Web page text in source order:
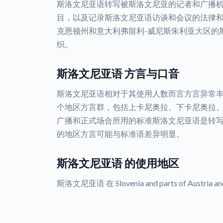
斯洛文尼亚语转写被斯洛文尼亚的记者和广播
目，以及记录斯洛文尼亚语访谈和会议的法律
克恩顿州和意大利弗留利-威尼斯朱利亚大区
织。
斯洛文尼亚语 方言与口音
斯洛文尼亚语相对于其使用人数而言方言异常
个地区方言群，包括上卡尼奥拉、下卡尼奥拉
广播和正式场合所用的标准斯洛文尼亚语是转
的地区方言可能与标准语差异明显。
斯洛文尼亚语 的使用地区
斯洛文尼亚语 在 Slovenia and parts of Austria